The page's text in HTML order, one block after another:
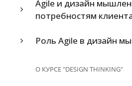
Agile и дизайн
потребностям
Роль Agile в дизайн
О КУРСЕ "DESIGN THINKING"